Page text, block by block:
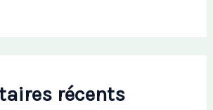
récents